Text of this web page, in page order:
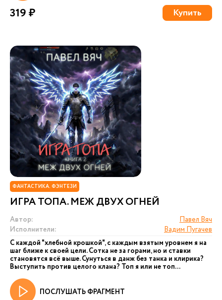
319 ₽ Купить
ФАНТАСТИКА. ФЭНТЕЗИ
ИГРА ТОПА. МЕЖ ДВУХ ОГНЕЙ
Автор:
Павел Вяч
Исполнители:
Вадим Пугачев
С каждой "хлебной крошкой", с каждым взятым уровнем я на
шаг ближе к своей цели. Сотка не за горами, но и ставки
становятся всё выше. Сунуться в данж без танка и клирика?
Выступить против целого клана? Топ я или не топ...
ПОСЛУШАТЬ ФРАГМЕНТ